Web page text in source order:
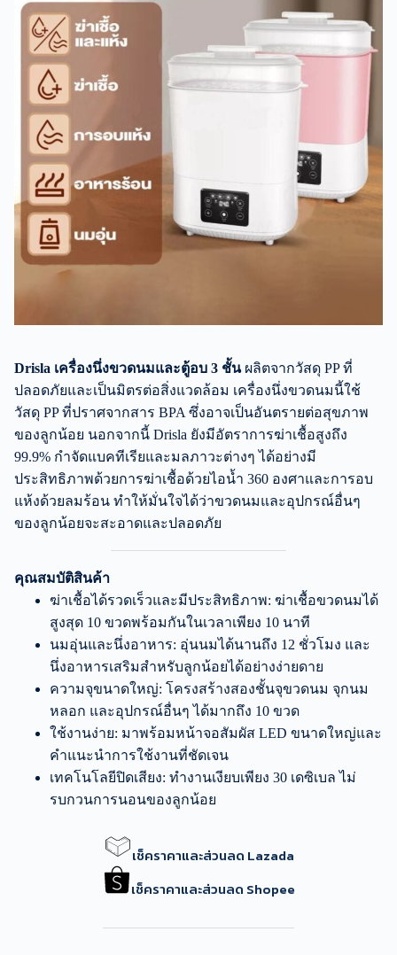
Drisla เครื่องนึ่งขวดนมและตู้อบ 3 ชั้นผลิตจากวัสดุ PP ที่
ปลอดภัยและเป็นมิตรต่อสิ่งแวดล้อม เครื่องนึ่งขวดนมนี้ใช้
วัสดุ PP ที่ปราศจากสาร BPA ซึ่งอาจเป็นอันตรายต่อสุขภาพ
ของลูกน้อย นอกจากนี้ Drisla ยังมีอัตราการฆ่าเชื้อสูงถึง
99.9% กำจัดแบคทีเรียและมลภาวะต่างๆ ได้อย่างมี
ประสิทธิภาพด้วยการฆ่าเชื้อด้วยไอน้ำ 360 องศาและการอบ
แห้งด้วยลมร้อน ทำให้มั่นใจได้ว่าขวดนมและอุปกรณ์อื่นๆ
ของลูกน้อยจะสะอาดและปลอดภัย
คุณสมบัติสินค้า
ฆ่าเชื้อได้รวดเร็วและมีประสิทธิภาพ: ฆ่าเชื้อขวดนมได้
สูงสุด 10 ขวดพร้อมกันในเวลาเพียง 10 นาที
นมอุ่นและนึ่งอาหาร: อุ่นนมได้นานถึง 12 ชั่วโมง และ
นึ่งอาหารเสริมสำหรับลูกน้อยได้อย่างง่ายดาย
ความจุขนาดใหญ่: โครงสร้างสองชั้นจุขวดนม จุกนม
หลอก และอุปกรณ์อื่นๆ ได้มากถึง 10 ขวด
ใช้งานง่าย: มาพร้อมหน้าจอสัมผัส LED ขนาดใหญ่และ
คำแนะนำการใช้งานที่ชัดเจน
เทคโนโลยีปิดเสียง: ทำงานเงียบเพียง 30 เดซิเบล ไม่
รบกวนการนอนของลูกน้อย
เช็คราคาและส่วนลด Lazada
เช็คราคาและส่วนลด Shopee